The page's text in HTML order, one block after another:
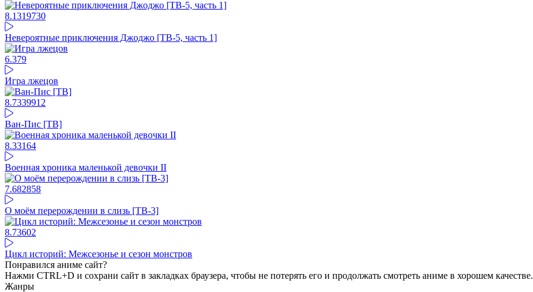
8.1319730
Невероятные приключения Джоджо [ТВ-5, часть 1]
6.379
Игра лжецов
8.7339912
Ван-Пис [ТВ]
8.33164
Военная хроника маленькой девочки II
7.682858
О моём перерождении в слизь [ТВ-3]
8.73602
Цикл историй: Межсезонье и сезон монстров
Понравился аниме сайт?
Нажми CTRL+D и сохрани сайт в закладках браузера, чтобы не потерять его и продолжать смотреть аниме в хорошем качестве.
Жанры